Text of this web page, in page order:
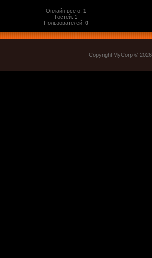
Онлайн всего:1
Гостей:1
Пользователей:0
Copyright MyCorp © 2026